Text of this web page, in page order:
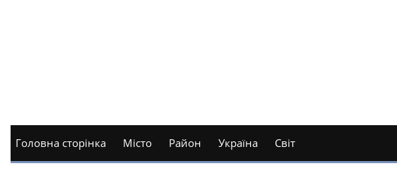
Головна сторінка Місто Район Україна Світ